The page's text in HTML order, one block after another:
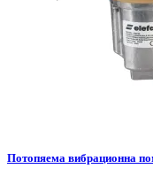
Потопяема вибрационна